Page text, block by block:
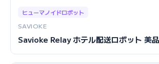
ヒューマノイドロボット
SAVIOKE
Savioke Relay ホテル配送ロボット 美品